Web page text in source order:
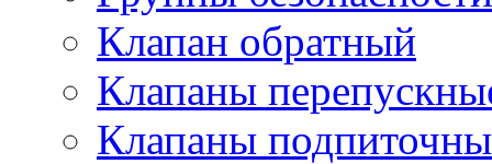
Клапан обратный
Клапаны
Клапаны